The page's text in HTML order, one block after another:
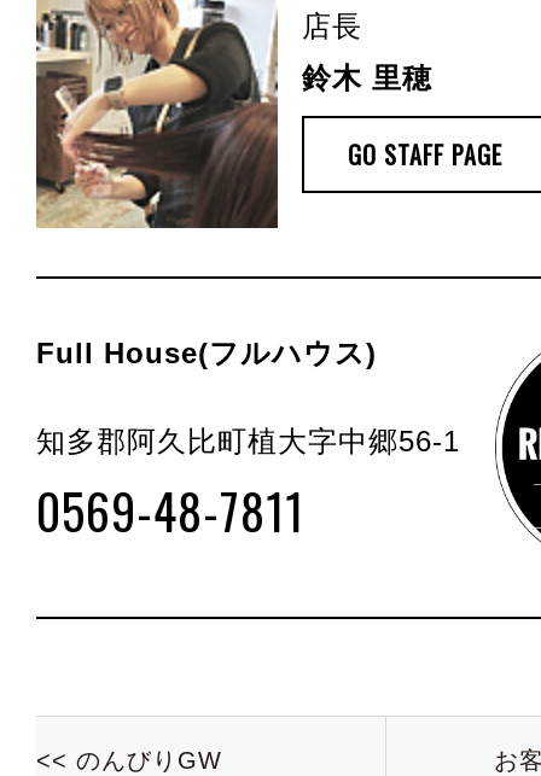
店長
鈴木 里穂
GO STAFF PAGE
Full House(フルハウス)
知多郡阿久比町植大字中郷56-1
0569-48-7811
<< のんびりGW お